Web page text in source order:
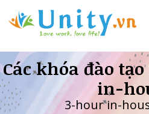
Các khóa đào
in-
3-hour in-